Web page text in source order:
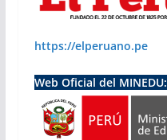
https://elperuano.pe
Web Oficial del MINEDU: